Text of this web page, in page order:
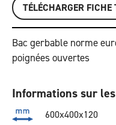
TÉLÉCHARGER FICHE
Bac gerbable norme
poignées ouvertes
Informations sur
600x400x120